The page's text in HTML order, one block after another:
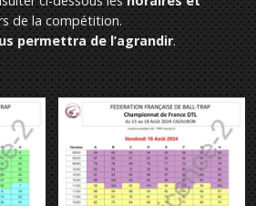
de la compétition.
permettra de l’agrandir.